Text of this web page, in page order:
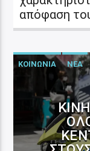
απόφαση
ΚΟΙΝΩΝΙΑ ΝΕΑ